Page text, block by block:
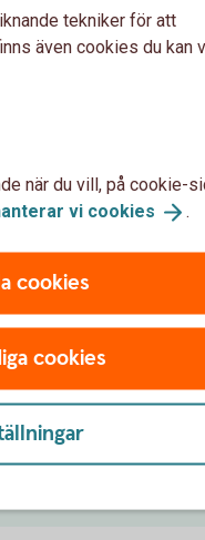
tekniker för att
även cookies du kan
när du vill, på cookie-
vi cookies .
cookies
cookies